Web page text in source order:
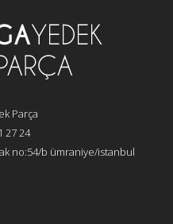
Parça
27 24
no:54/b ümraniye/istanbul